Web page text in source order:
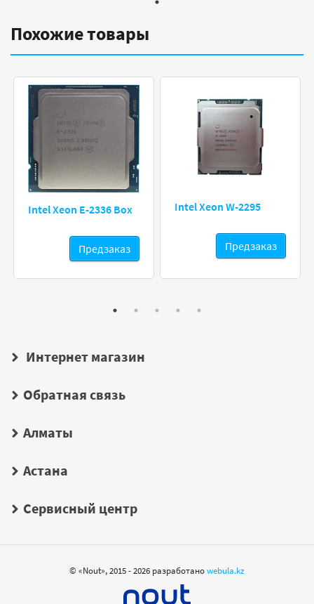
Похожие товары
Intel Xeon E-2336 Box
Предзаказ
Intel Xeon W-2295
Предзаказ
Интернет магазин
Обратная связь
Алматы
Астана
Сервисный центр
© «Nout», 2015 - 2026 разработаноwebula.kz